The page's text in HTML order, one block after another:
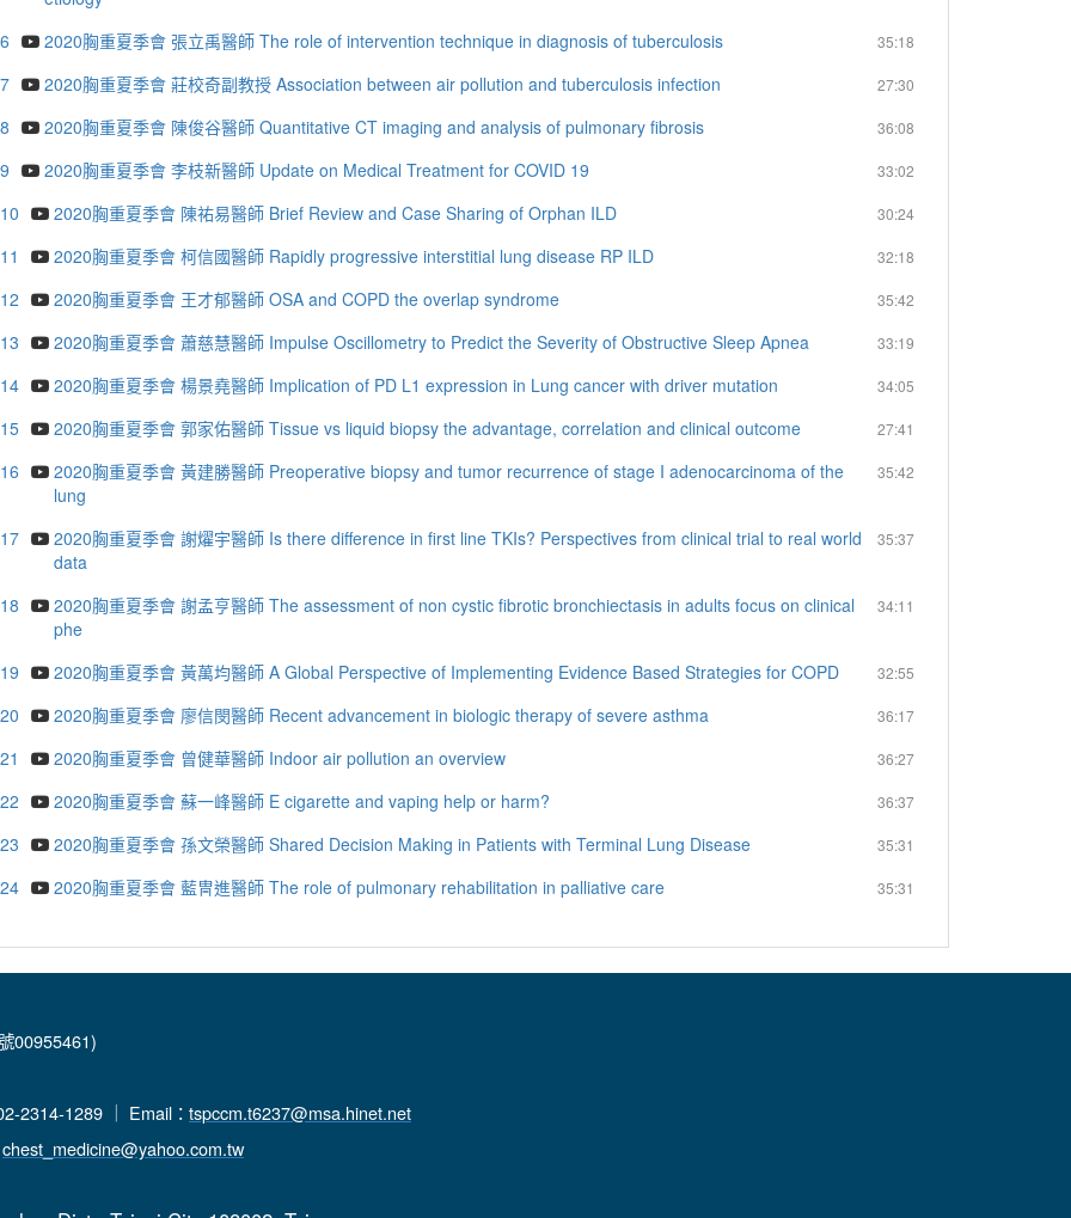
35:18
2020胸重夏季會 張立禹醫師 The role of intervention technique in diagnosis of tuberculosis
27:30
2020胸重夏季會 莊校奇副教授 Association between air pollution and tuberculosis infection
36:08
2020胸重夏季會 陳俊谷醫師 Quantitative CT imaging and analysis of pulmonary fibrosis
33:02
2020胸重夏季會 李枝新醫師 Update on Medical Treatment for COVID 19
30:24
2020胸重夏季會 陳祐易醫師 Brief Review and Case Sharing of Orphan ILD
32:18
2020胸重夏季會 柯信國醫師 Rapidly progressive interstitial lung disease RP ILD
35:42
2020胸重夏季會 王才郁醫師 OSA and COPD the overlap syndrome
33:19
2020胸重夏季會 蕭慈慧醫師 Impulse Oscillometry to Predict the Severity of Obstructive Sleep Apnea
34:05
2020胸重夏季會 楊景堯醫師 Implication of PD L1 expression in Lung cancer with driver mutation
27:41
2020胸重夏季會 郭家佑醫師 Tissue vs liquid biopsy the advantage, correlation and clinical outcome
35:42
2020胸重夏季會 黃建勝醫師 Preoperative biopsy and tumor recurrence of stage I adenocarcinoma of the
lung
35:37
2020胸重夏季會 謝燿宇醫師 Is there difference in first line TKIs? Perspectives from clinical trial to real world
data
34:11
2020胸重夏季會 謝孟亨醫師 The assessment of non cystic fibrotic bronchiectasis in adults focus on clinical
phe
32:55
2020胸重夏季會 黃萬均醫師 A Global Perspective of Implementing Evidence Based Strategies for COPD
36:17
2020胸重夏季會 廖信閔醫師 Recent advancement in biologic therapy of severe asthma
36:27
2020胸重夏季會 曾健華醫師 Indoor air pollution an overview
36:37
2020胸重夏季會 蘇一峰醫師 E cigarette and vaping help or harm?
35:31
2020胸重夏季會 孫文榮醫師 Shared Decision Making in Patients with Terminal Lung Disease
35:31
2020胸重夏季會 藍冑進醫師 The role of pulmonary rehabilitation in palliative care
00955461)
2314-1289 ｜ Email： tspccm.t6237@msa.hinet.net
chest_medicine@yahoo.com.tw